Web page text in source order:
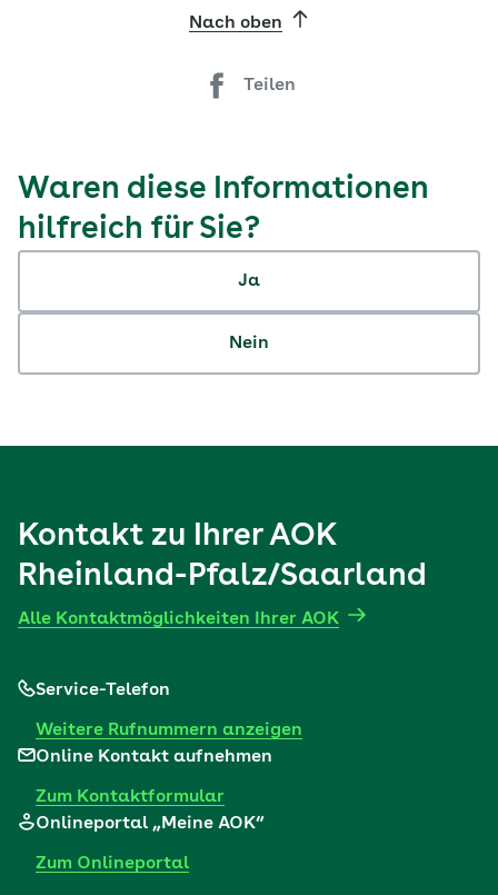
Nach oben
Teilen
Waren diese Informationen
hilfreich für Sie?
Ja
Nein
Kontakt zu Ihrer AOK
Rheinland-Pfalz/Saarland
Alle Kontaktmöglichkeiten Ihrer AOK
Service-Telefon
Weitere Rufnummern anzeigen
Online Kontakt aufnehmen
Zum Kontaktformular
Onlineportal „Meine AOK“
Zum Onlineportal